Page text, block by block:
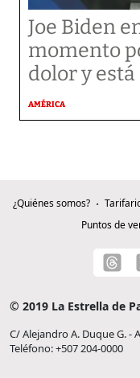
Joe Biden
momento
dolor y está
AMÉRICA
¿Quiénes somos?
Puntos de
© 2019 La Estrella de
C/ Alejandro A. Duque G. -
Teléfono: +507 204-0000